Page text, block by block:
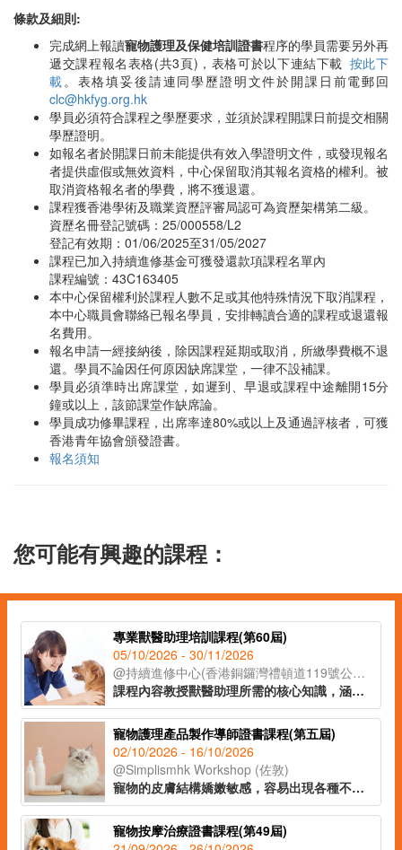
條款及細則:
完成網上報讀寵物護理及保健培訓證書程序的學員需要另外再
遞交課程報名表格(共3頁)，表格可於以下連結下載 按此下
載。表格填妥後請連同學歷證明文件於開課日前電郵回
clc@hkfyg.org.hk
學員必須符合課程之學歷要求，並須於課程開課日前提交相關
學歷證明。
如報名者於開課日前未能提供有效入學證明文件，或發現報名
者提供虛假或無效資料，中心保留取消其報名資格的權利。被
取消資格報名者的學費，將不獲退還。
課程獲香港學術及職業資歷評審局認可為資歷架構第二級。
資歷名冊登記號碼：25/000558/L2
登記有效期：01/06/2025至31/05/2027
課程已加入持續進修基金可獲發還款項課程名單內
課程編號：43C163405
本中心保留權利於課程人數不足或其他特殊情況下取消課程，
本中心職員會聯絡已報名學員，安排轉讀合適的課程或退還報
名費用。
報名申請一經接納後，除因課程延期或取消，所繳學費概不退
還。學員不論因任何原因缺席課堂，一律不設補課。
學員必須準時出席課堂，如遲到、早退或課程中途離開15分
鐘或以上，該節課堂作缺席論。
學員成功修畢課程，出席率達80%或以上及通過評核者，可獲
香港青年協會頒發證書。
報名須知
您可能有興趣的課程：
專業獸醫助理培訓課程(第60屆)
05/10/2026 - 30/11/2026
@持續進修中心(香港銅鑼灣禮頓道119號公理堂大樓21-23樓)
課程內容教授獸醫助理所需的核心知識，涵蓋貓狗解剖學、常見寵物疾病、寄生蟲防治及醫療衞生常識等重點領域，並深入講解動物福利、面對寵物離世的情境應對，以及與寵物主人之間的有效溝通技巧，協助學員全面理解行業職責。課程設有實習課堂，學員將實地參觀獸醫診所，在導師指導下參與簡易化驗流程，了解日常運作、獸醫助理的職責和工作流程。課程由資深獸醫及獸醫助理親自講授，為學員奠定扎實的寵物護理專業基礎，銜接職場。
寵物護理產品製作導師證書課程(第五屆)
02/10/2026 - 16/10/2026
@Simplismhk Workshop (佐敦)
寵物的皮膚結構嬌嫩敏感，容易出現各種不適症狀，而市面上常見的寵物護理產品往往含有化學添加劑及潛在致敏成分，長期使用可能對愛寵的健康造成影響。課程將會教授常見的寵物致敏源，以及不同寵物友善的原材料。學員將於課堂上製作十款天然低敏的寵物護理產品，適合寵物飼主、從事寵物相關行業人士及有意投身導師行業人士報讀。
寵物按摩治療證書課程(第49屆)